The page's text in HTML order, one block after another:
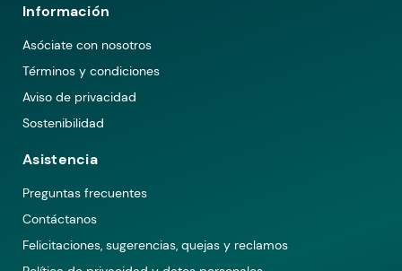
Información
Asóciate con nosotros
Términos y condiciones
Aviso de privacidad
Sostenibilidad
Asistencia
Preguntas frecuentes
Contáctanos
Felicitaciones, sugerencias, quejas y reclamos